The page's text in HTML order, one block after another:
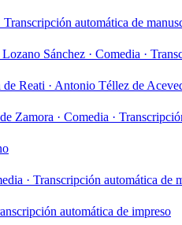
Transcripción automática de
Sánchez · Comedia ·
de Reati · Antonio Téllez de
Zamora · Comedia ·
· Transcripción automática de
automática de impreso